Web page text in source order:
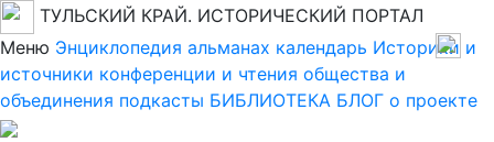
ТУЛЬСКИЙ КРАЙ. ИСТОРИЧЕСКИЙ ПОРТАЛ
Меню Энциклопедия альманах календарь Историки и
источники конференции и чтения общества и
объединения подкасты БИБЛИОТЕКА БЛОГ о проекте